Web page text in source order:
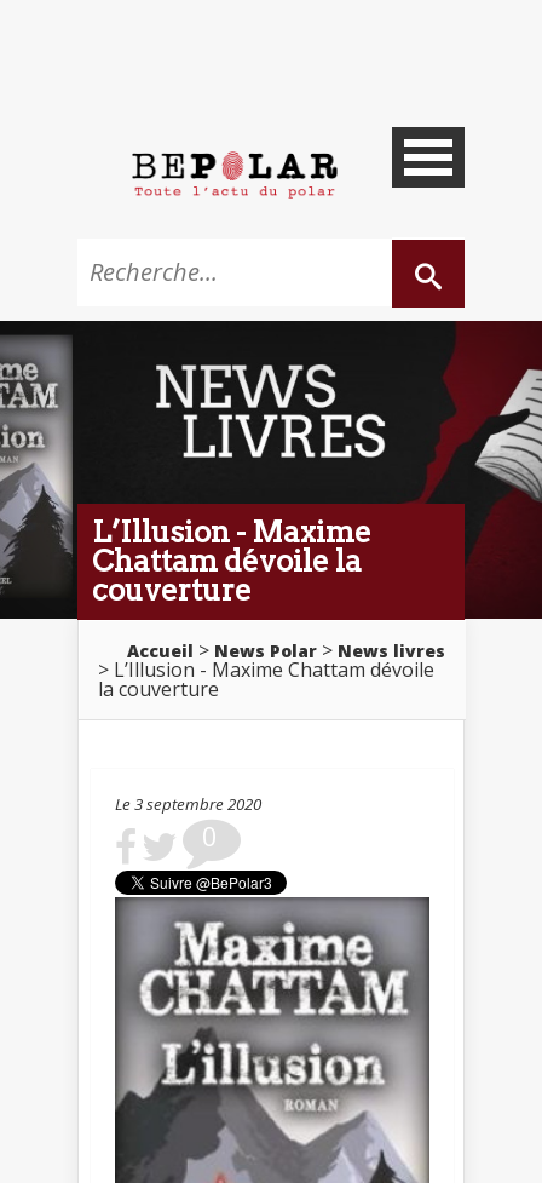
L’Illusion - Maxime
Chattam dévoile la
couverture
Accueil > News Polar > News livres
> L’Illusion - Maxime Chattam dévoile
la couverture
Le 3 septembre 2020
0